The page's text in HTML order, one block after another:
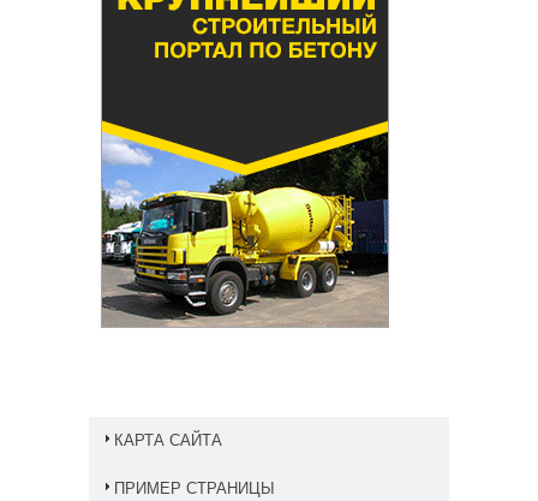
КАРТА САЙТА
ПРИМЕР СТРАНИЦЫ